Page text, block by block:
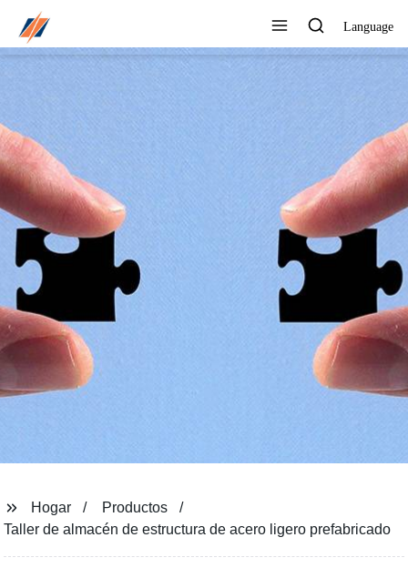
Language
PUEDE PERSONALIZAR
DIFERENTES DISEÑOS Y
ESTILOS
Hogar
Productos
Taller de almacén de estructura de acero ligero prefabricado